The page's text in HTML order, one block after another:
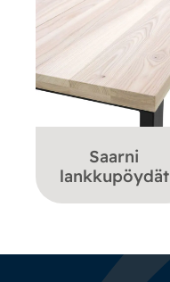
Saarni
lankkupöydät